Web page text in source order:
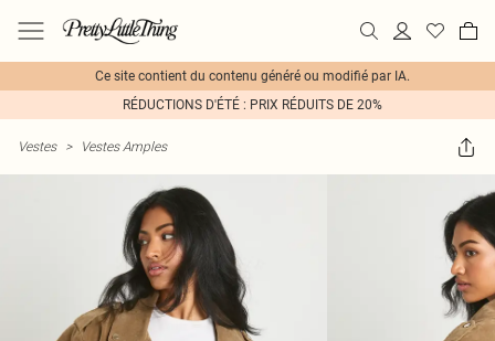
Ce site contient du contenu généré ou modifié par IA.
RÉDUCTIONS D'ÉTÉ : PRIX RÉDUITS DE 20%
Vestes > Vestes Amples